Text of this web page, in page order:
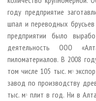
году предприятие
шпал и переводных
предприятии было
деятельность ООО
пиломатериалов. В 2008
том числе 105 тыс. м 3
завод по производству
тыс. м 3
плит в год. Ни в